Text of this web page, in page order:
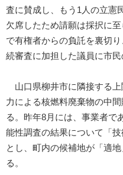
査に賛成し、もう1人の立憲
欠席したため請願は採択に
で有権者からの負託を裏切
続審査に加担した議員に市民
山口県柳井市に隣接する上
力による核燃料廃棄物の中
る。昨年8月には、事業者で
能性調査の結果について「
とし、町内の候補地が「適
る。